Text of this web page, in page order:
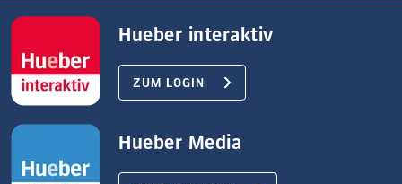
Hueber interaktiv
ZUM LOGIN
Hueber Media